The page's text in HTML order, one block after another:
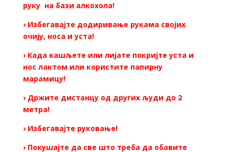
руку на бази алкохола!
› Избегавајте додиривање рукама својих
очију, носа и уста!
› Када кашљете или лијате покријте уста и
нос лактом или користите папирну
марамицу!
› Држите дистанцу од других људи до 2
метра!
› Избегавајте руковање!
› Покушајте да све што треба да обавите